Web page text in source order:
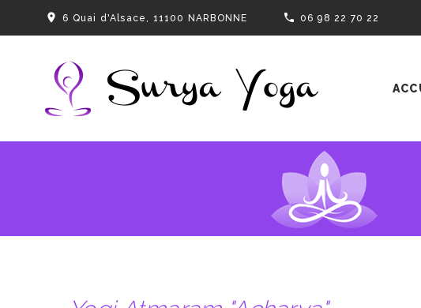
6 Quai d'Alsace, 11100 NARBONNE 06 98 22 70 22